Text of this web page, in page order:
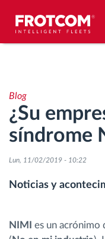
Análisis de la
Seguimiento del
Gestión de
Control de acceso
Blog
¿Su
síndrome
Lun, 11/02/2019 - 10:22
Noticias y
NIMI es un acrónimo